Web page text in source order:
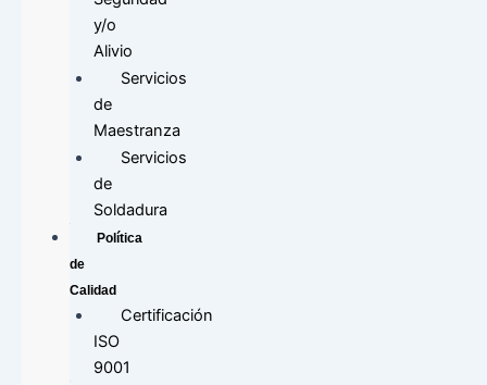
y/o
Alivio
Servicios
de
Maestranza
Servicios
de
Soldadura
Política
de
Calidad
Certificación
ISO
9001